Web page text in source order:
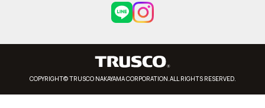
COPYRIGHT© TRUSCO NAKAYAMA CORPORATION.ALL RIGHTS RESERVED.